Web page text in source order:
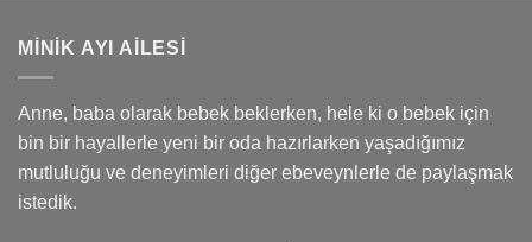
MINIK AYI AILESI
Anne, baba olarak bebek beklerken, hele ki o bebek için
bin bir hayallerle yeni bir oda hazırlarken yaşadığımız
mutluluğu ve deneyimleri diğer ebeveynlerle de paylaşmak
istedik.